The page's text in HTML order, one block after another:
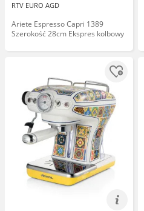
RTV EURO AGD
Ariete Espresso Capri 1389
Szerokość 28cm Ekspres kolbowy